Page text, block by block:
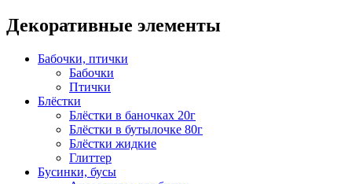
Декоративные элементы
Бабочки, птички
Бабочки
Птички
Блёстки
Блёстки в баночках 20г
Блёстки в бутылочке 80г
Блёстки жидкие
Глиттер
Бусинки, бусы